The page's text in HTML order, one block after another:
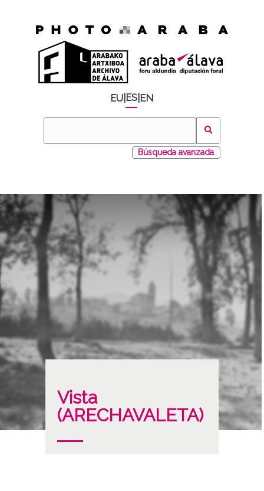
EU ES EN
Búsqueda avanzada
Vista
(ARECHAVALETA)